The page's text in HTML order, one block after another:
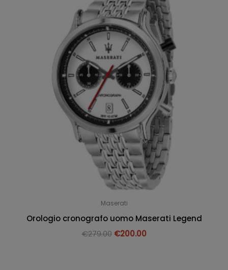
Maserati
Orologio cronografo uomo Maserati Legend
€279.00 €200.00